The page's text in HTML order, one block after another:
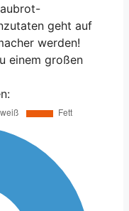
geht auf
werden!
einem großen